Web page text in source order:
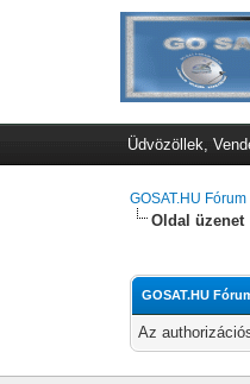
Üdvözöllek,
GOSAT.HU Fórum
Oldal üzenet
GOSAT.HU
Az